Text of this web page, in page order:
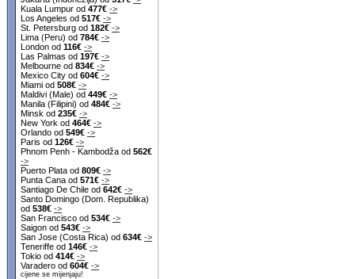
Kuala Lumpur od 477€ ->
Los Angeles od 517€ ->
St. Petersburg od 182€ ->
Lima (Peru) od 784€ ->
London od 116€ ->
Las Palmas od 197€ ->
Melbourne od 834€ ->
Mexico City od 604€ ->
Miami od 508€ ->
Maldivi (Male) od 449€ ->
Manila (Filipini) od 484€ ->
Minsk od 235€ ->
New York od 464€ ->
Orlando od 549€ ->
Paris od 126€ ->
Phnom Penh - Kambodža od 562€
->
Puerto Plata od 809€ ->
Punta Cana od 571€ ->
Santiago De Chile od 642€ ->
Santo Domingo (Dom. Republika)
od 538€ ->
San Francisco od 534€ ->
Saigon od 543€ ->
San Jose (Costa Rica) od 634€ ->
Teneriffe od 146€ ->
Tokio od 414€ ->
Varadero od 604€ ->
cijene se mijenjaju!